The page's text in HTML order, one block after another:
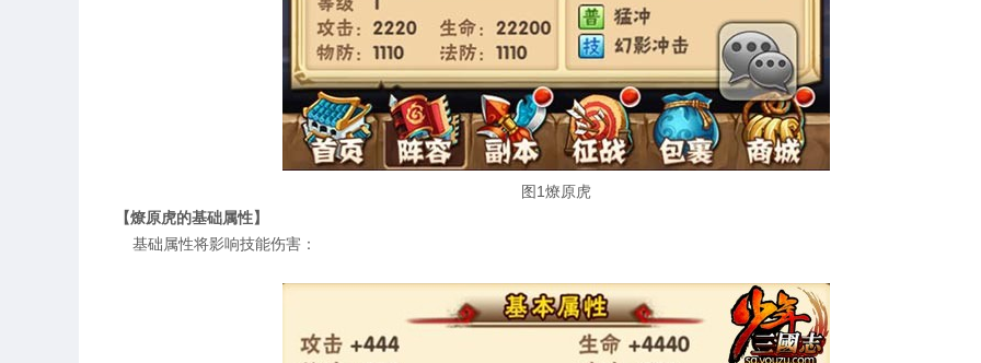
图1燎原虎
【燎原虎的基础属性】
基础属性将影响技能伤害：